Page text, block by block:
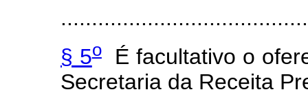
§ 5oÉ facultativo o
Secretaria da Receita